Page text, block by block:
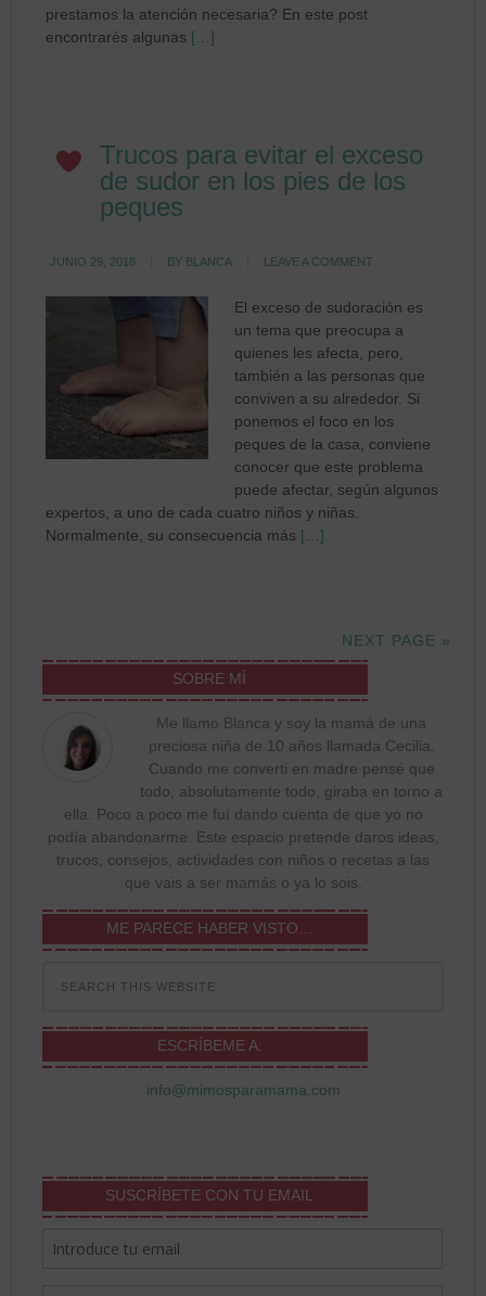
prestamos la atención necesaria? En este post
encontrarés algunas […]
Trucos para evitar el exceso
de sudor en los pies de los
peques
JUNIO 29, 2018 BY BLANCA LEAVE A COMMENT
El exceso de sudoración es
un tema que preocupa a
quienes les afecta, pero,
también a las personas que
conviven a su alrededor. Si
ponemos el foco en los
peques de la casa, conviene
conocer que este problema
puede afectar, según algunos
expertos, a uno de cada cuatro niños y niñas.
Normalmente, su consecuencia más […]
NEXT PAGE »
SOBRE MÍ
Me llamo Blanca y soy la mamá de una
preciosa niña de 10 años llamada Cecilia.
Cuando me converti en madre pensé que
todo, absolutamente todo, giraba en torno a
ella. Poco a poco me fuí dando cuenta de que yo no
podía abandonarme. Este espacio pretende daros ideas,
trucos, consejos, actividades con niños o recetas a las
que vais a ser mamás o ya lo sois.
ME PARECE HABER VISTO…
ESCRÍBEME A:
info@mimosparamama.com
SUSCRÍBETE CON TU EMAIL